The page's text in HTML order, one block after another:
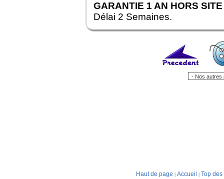
GARANTIE 1 AN HORS SITE
Délai 2 Semaines.
Haut de page Accueil
Top